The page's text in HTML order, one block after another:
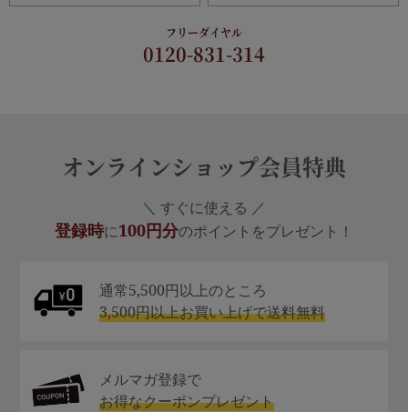
フリーダイヤル
0120-831-314
オンラインショップ会員特典
＼ すぐに使える ／
登録時に100円分のポイントをプレゼント！
通常5,500円以上のところ
3,500円以上お買い上げで送料無料
メルマガ登録で
お得なクーポンプレゼント